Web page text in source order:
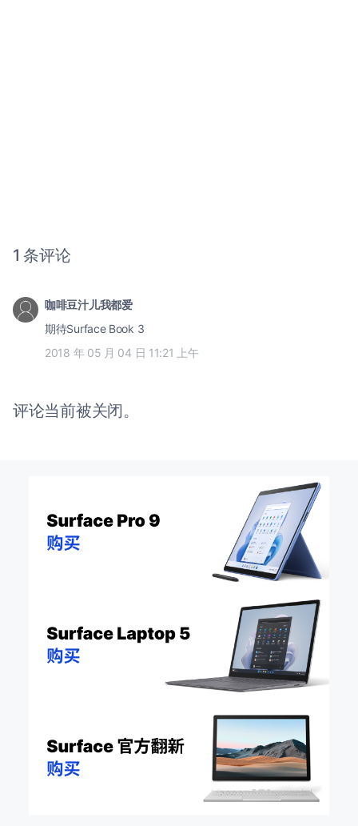
1 条评论
咖啡豆汁儿我都爱
期待Surface Book 3
2018 年 05 月 04 日 11:21 上午
评论当前被关闭。